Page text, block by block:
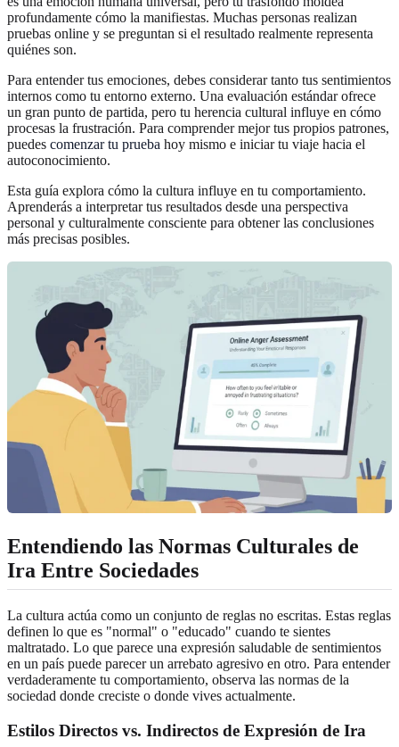
profundamente cómo la manifiestas. Muchas personas realizan
pruebas online y se preguntan si el resultado realmente representa
quiénes son.
Para entender tus emociones, debes considerar tanto tus sentimientos
internos como tu entorno externo. Una evaluación estándar ofrece
un gran punto de partida, pero tu herencia cultural influye en cómo
procesas la frustración. Para comprender mejor tus propios patrones,
puedes comenzar tu prueba hoy mismo e iniciar tu viaje hacia el
autoconocimiento.
Esta guía explora cómo la cultura influye en tu comportamiento.
Aprenderás a interpretar tus resultados desde una perspectiva
personal y culturalmente consciente para obtener las conclusiones
más precisas posibles.
Entendiendo las Normas Culturales de
Ira Entre Sociedades
La cultura actúa como un conjunto de reglas no escritas. Estas reglas
definen lo que es "normal" o "educado" cuando te sientes
maltratado. Lo que parece una expresión saludable de sentimientos
en un país puede parecer un arrebato agresivo en otro. Para entender
verdaderamente tu comportamiento, observa las normas de la
sociedad donde creciste o donde vives actualmente.
Estilos Directos vs. Indirectos de Expresión de Ira